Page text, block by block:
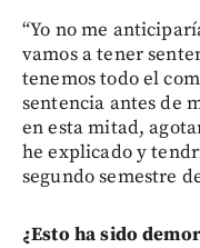
“Yo no me
vamos a tener
tenemos todo el
sentencia antes de
en esta mitad,
he explicado y
segundo semestre
¿Esto ha sido